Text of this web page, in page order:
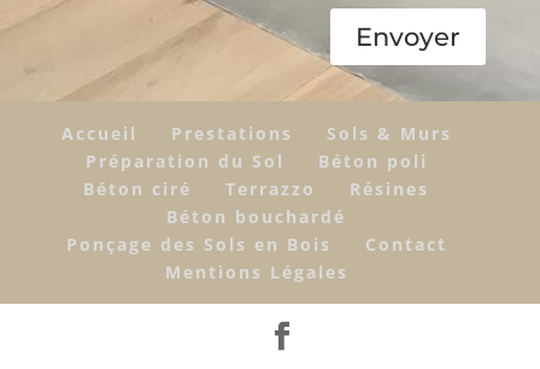
Envoyer
Accueil Prestations
Sols & Murs
Préparation du Sol
Béton poli
Béton ciré
Terrazzo
Résines
Béton bouchardé
Ponçage des Sols en Bois
Contact
Mentions Légales